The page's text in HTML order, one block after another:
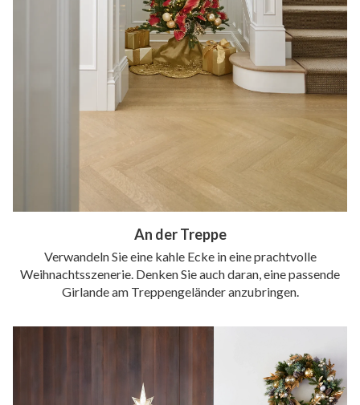
An der Treppe
Verwandeln Sie eine kahle Ecke in eine prachtvolle
Weihnachtsszenerie. Denken Sie auch daran, eine passende
Girlande am Treppengeländer anzubringen.